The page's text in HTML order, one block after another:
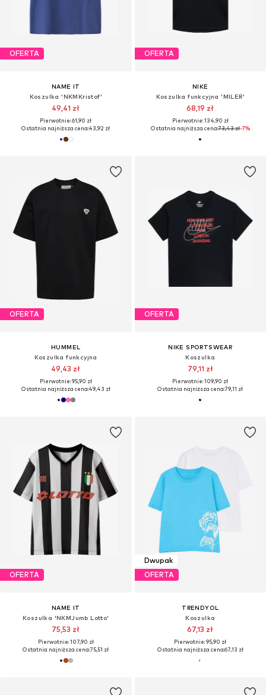
OFERTA
NAME IT
Koszulka 'NKMKristof'
49,41 zł
Pierwotnie: 61,90 zł
Ostatnia najniższa cena:43,92 zł
OFERTA
NIKE
Koszulka funkcyjna 'MILER'
68,19 zł
Pierwotnie: 134,90 zł
Ostatnia najniższa cena:73,43 zł-7%
OFERTA
HUMMEL
Koszulka funkcyjna
49,43 zł
Pierwotnie: 95,90 zł
Ostatnia najniższa cena:49,43 zł
OFERTA
NIKE SPORTSWEAR
Koszulka
79,11 zł
Pierwotnie: 109,90 zł
Ostatnia najniższa cena:79,11 zł
OFERTA
NAME IT
Koszulka 'NKMJumb Lotto'
75,53 zł
Pierwotnie: 107,90 zł
Ostatnia najniższa cena:75,51 zł
Dwupak
OFERTA
TRENDYOL
Koszulka
67,13 zł
Pierwotnie: 95,90 zł
Ostatnia najniższa cena:67,13 zł